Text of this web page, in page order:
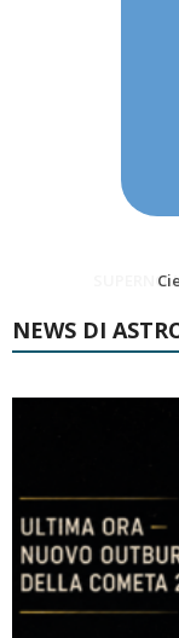
SUPERNOVAE
Le Comete del
NEWS DI